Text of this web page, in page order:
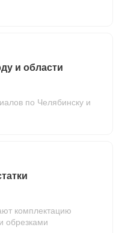
и области
по Челябинску и
комплектацию
обрезками